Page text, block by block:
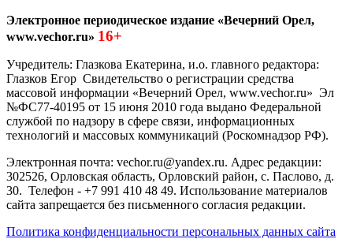
Электронное периодическое издание «Вечерний Орел,
www.vechor.ru» 16+
Учредитель: Глазкова Екатерина, и.о. главного редактора:
Глазков Егор Свидетельство о регистрации средства
массовой информации «Вечерний Орел, www.vechor.ru» Эл
№ФС77-40195 от 15 июня 2010 года выдано Федеральной
службой по надзору в сфере связи, информационных
технологий и массовых коммуникаций (Роскомнадзор РФ).
Электронная почта: vechor.ru@yandex.ru. Адрес редакции:
302526, Орловская область, Орловский район, с. Паслово, д.
30. Телефон - +7 991 410 48 49. Использование материалов
сайта запрещается без письменного согласия редакции.
Политика конфиденциальности персональных данных сайта